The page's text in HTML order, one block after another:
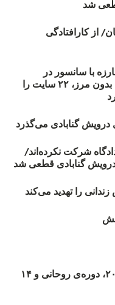
شد
از کارافتادگی
مبارزه با سانسور در
اینترنت: #آزادی هم‌آیند گزارشگران‌ بدون مرز، ۲۲ سایت را
گنابادی می‌گذرد
در دادگاه شرکت نکرده‌اند/
را تهدید می‌کند
روند اعدام‌ها در ماه‌های مختلف ۲۰۱۸، دوره‌ی روحانی و ۱۴